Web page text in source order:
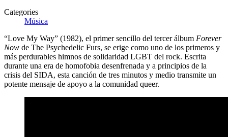
Categories
Música
“Love My Way” (1982), el primer sencillo del tercer álbum Forever
Now de The Psychedelic Furs, se erige como uno de los primeros y
más perdurables himnos de solidaridad LGBT del rock. Escrita
durante una era de homofobia desenfrenada y a principios de la
crisis del SIDA, esta canción de tres minutos y medio transmite un
potente mensaje de apoyo a la comunidad queer.